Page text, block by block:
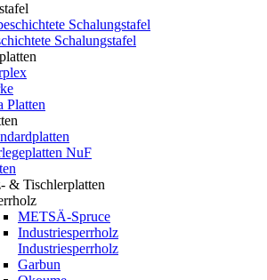
Schalungstafel
Schalungstafel
Platten
NuF
& Tischlerplatten
METSÄ-Spruce
Industriesperrholz
Industriesperrholz
Garbun